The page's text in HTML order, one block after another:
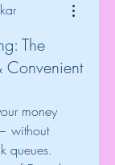
The
Convenient
money
without
queues.